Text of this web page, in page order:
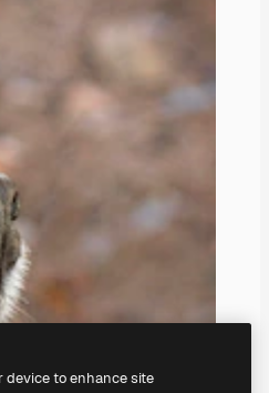
device to enhance site